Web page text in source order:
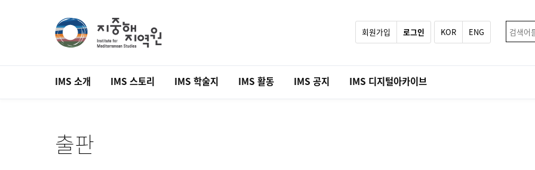
회원가입 로그인 KOR ENG
IMS 소개 IMS 스토리 IMS 학술지 IMS 활동 IMS 공지 IMS 디지털아카이브
출판